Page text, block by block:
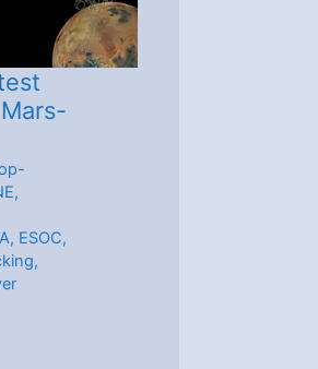
,
, ESOC,
,